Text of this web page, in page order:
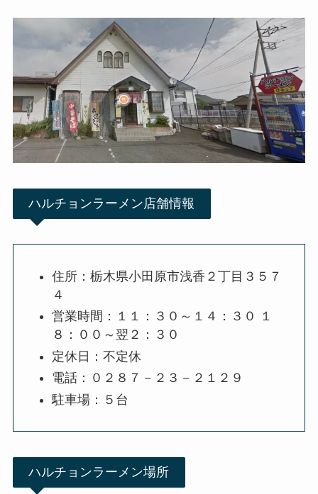
ハルチョンラーメン店舗情報
住所：栃木県小田原市浅香２丁目３５７
４
営業時間：１１：３０～１４：３０ １
８：００～翌２：３０
定休日：不定休
電話：０２８７－２３－２１２９
駐車場：５台
ハルチョンラーメン場所